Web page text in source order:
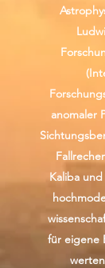
anomaler
Kaliba
für eigene